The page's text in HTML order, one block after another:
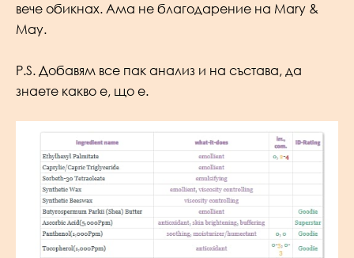
вече обикнах. Ама не благодарение на Mary &
May.
P.S. Добавям все пак анализ и на състава, да
знаете какво е, що е.